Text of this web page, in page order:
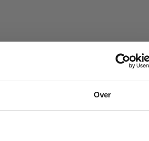
Over